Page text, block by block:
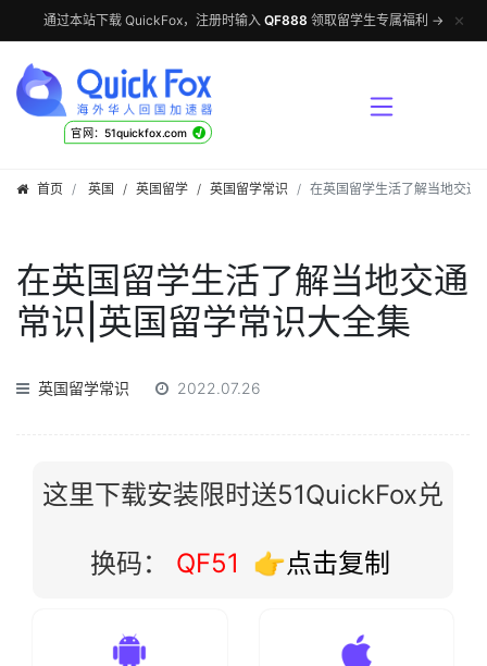
通过本站下载 QuickFox，注册时输入 QF888 领取留学生专属福利 → ✕
官网：51quickfox.com √
首页 英国 / 英国留学 / 英国留学常识 在英国留学生活了解当地交通
在英国留学生活了解当地交通
常识|英国留学常识大全集
英国留学常识 2022.07.26
这里下载安装限时送51QuickFox兑
换码： QF51 👉点击复制